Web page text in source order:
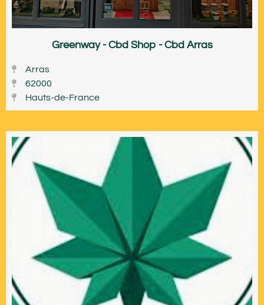
Greenway - Cbd Shop - Cbd Arras
Arras
62000
Hauts-de-France